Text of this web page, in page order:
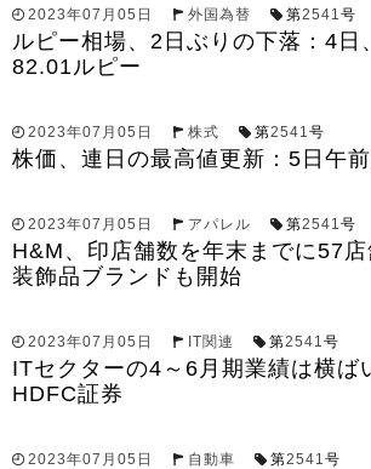
2023年07月05日 外国為替 第2541号
ルピー相場、2日ぶりの下落：4日
82.01ルピー
2023年07月05日 株式 第2541号
株価、連日の最高値更新：5日午
2023年07月05日 アパレル 第2541号
H&M、印店舗数を年末までに57
装飾品ブランドも開始
2023年07月05日 IT関連 第2541号
ITセクターの4～6月期業績は横ば
HDFC証券
2023年07月05日 自動車 第2541号